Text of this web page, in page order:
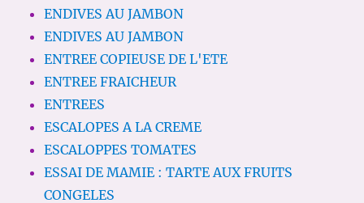
ENDIVES AU JAMBON
ENDIVES AU JAMBON
ENTREE COPIEUSE DE L'ETE
ENTREE FRAICHEUR
ENTREES
ESCALOPES A LA CREME
ESCALOPPES TOMATES
ESSAI DE MAMIE : TARTE AUX FRUITS
CONGELES